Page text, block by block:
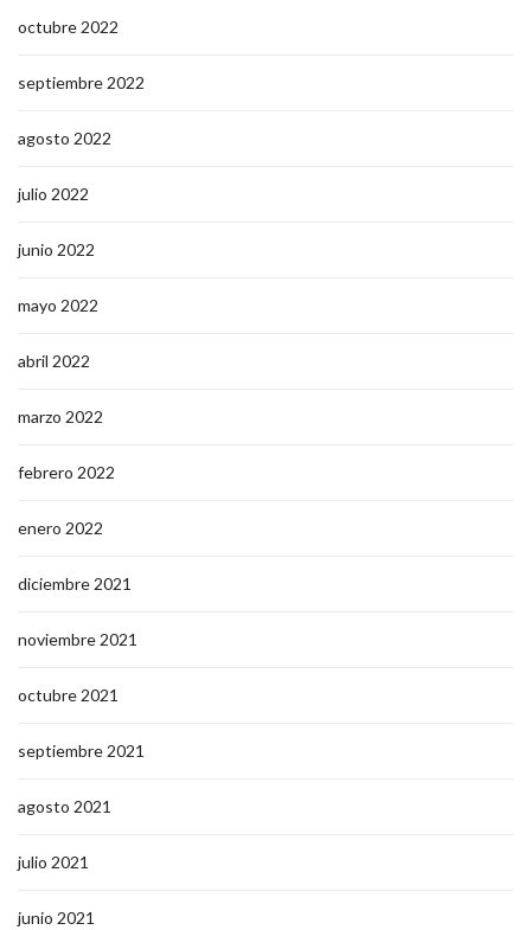
octubre 2022
septiembre 2022
agosto 2022
julio 2022
junio 2022
mayo 2022
abril 2022
marzo 2022
febrero 2022
enero 2022
diciembre 2021
noviembre 2021
octubre 2021
septiembre 2021
agosto 2021
julio 2021
junio 2021